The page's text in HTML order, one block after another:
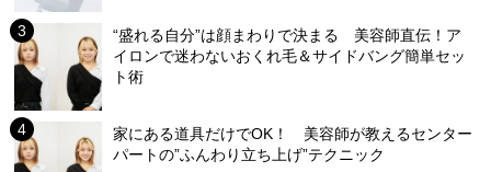
“盛れる自分”は顔まわりで決まる 美容師直伝！ア
イロンで迷わないおくれ毛＆サイドバング簡単セッ
ト術
家にある道具だけでOK！ 美容師が教えるセンター
パートの”ふんわり立ち上げ”テクニック